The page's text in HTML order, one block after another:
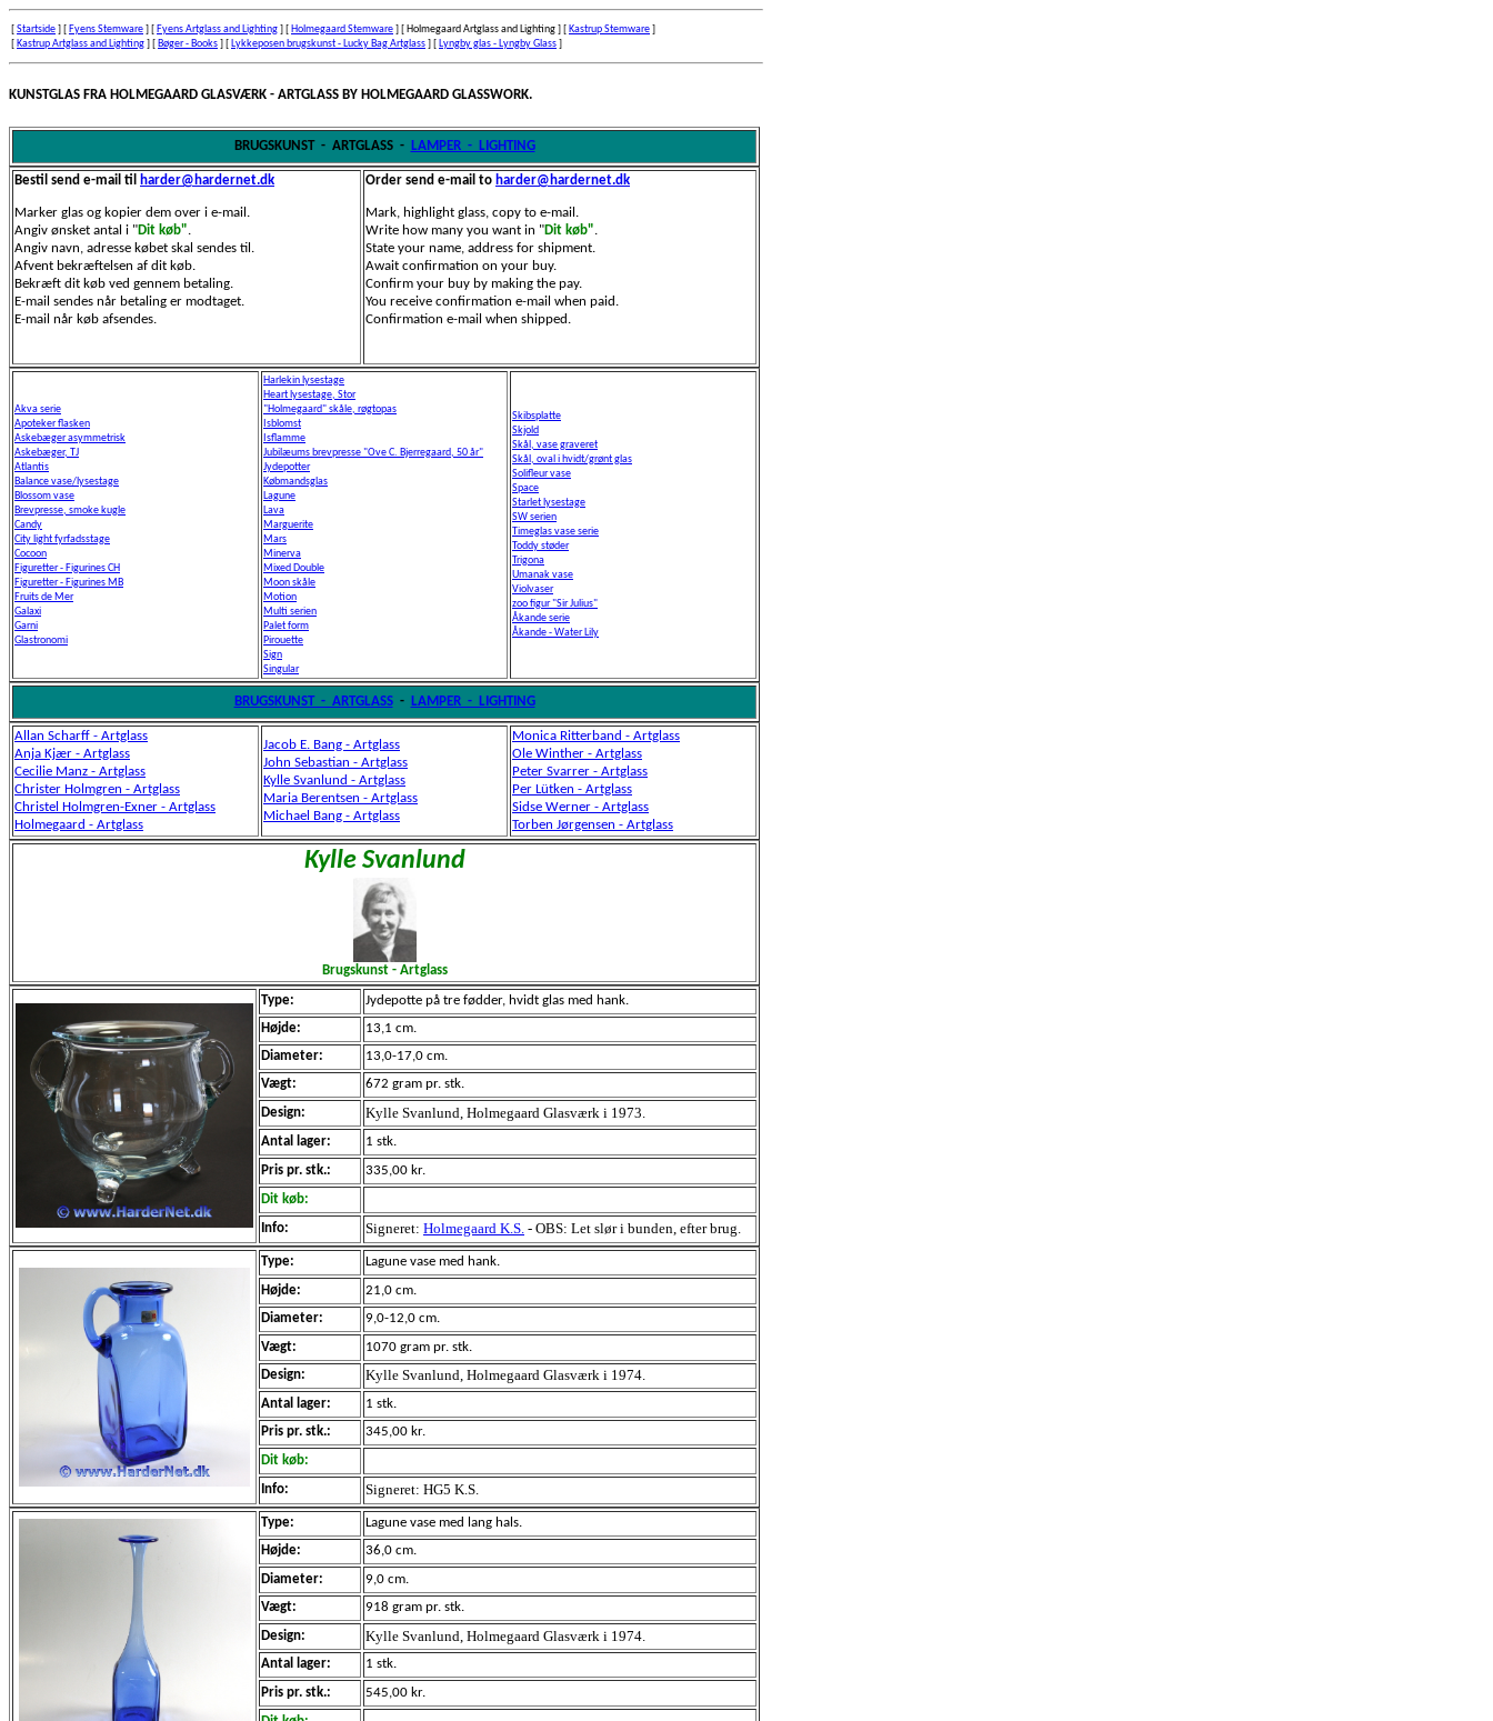
[Startside] [ Fyens Stemware] [ Fyens Artglass and Lighting] [ Holmegaard Stemware] [ Holmegaard Artglass and Lighting ] [ Kastrup Stemware]
[ Kastrup Artglass and Lighting] [ Bøger - Books] [ Lykkeposen brugskunst - Lucky Bag Artglass] [ Lyngby glas - Lyngby Glass]
KUNSTGLAS FRA HOLMEGAARD GLASVÆRK - ARTGLASS BY HOLMEGAARD GLASSWORK.
BRUGSKUNST - ARTGLASS- LAMPER - LIGHTING
Bestil send e-mail til harder@hardernet.dk
Marker glas og kopier dem over i e-mail.
Angiv ønsket antal i "Dit køb".
Angiv navn, adresse købet skal sendes til.
Afvent bekræftelsen af dit køb.
Bekræft dit køb ved gennem betaling.
E-mail sendes når betaling er modtaget.
E-mail når køb afsendes.
Order send e-mail to harder@hardernet.dk
Mark, highlight glass, copy to e-mail.
Write how many you want in "Dit køb".
State your name, address for shipment.
Await confirmation on your buy.
Confirm your buy by making the pay.
You receive confirmation e-mail when paid.
Confirmation e-mail when shipped.
Akva serie
Apoteker flasken
Askebæger asymmetrisk
Askebæger, TJ
Atlantis
Balance vase/lysestage
Blossom vase
Brevpresse, smoke kugle
Candy
City light fyrfadsstage
Cocoon
Figuretter - Figurines CH
Figuretter - Figurines MB
Fruits de Mer
Galaxi
Garni
Glastronomi
Harlekin lysestage
Heart lysestage, Stor
"Holmegaard" skåle, røgtopas
Isblomst
Isflamme
Jubilæums brevpresse "Ove C. Bjerregaard, 50 år"
Jydepotter
Købmandsglas
Lagune
Lava
Marguerite
Mars
Minerva
Mixed Double
Moon skåle
Motion
Multi serien
Palet form
Pirouette
Sign
Singular
Skibsplatte
Skjold
Skål, vase graveret
Skål, oval i hvidt/grønt glas
Solifleur vase
Space
Starlet lysestage
SW serien
Timeglas vase serie
Toddy støder
Trigona
Umanak vase
Violvaser
zoo figur "Sir Julius"
Åkande serie
Åkande - Water Lily
BRUGSKUNST - ARTGLASS- LAMPER - LIGHTING
Allan Scharff - Artglass
Anja Kjær - Artglass
Cecilie Manz - Artglass
Christer Holmgren - Artglass
Christel Holmgren-Exner - Artglass
Holmegaard - Artglass
Jacob E. Bang - Artglass
John Sebastian - Artglass
Kylle Svanlund - Artglass
Maria Berentsen - Artglass
Michael Bang - Artglass
Monica Ritterband - Artglass
Ole Winther - Artglass
Peter Svarrer - Artglass
Per Lütken - Artglass
Sidse Werner - Artglass
Torben Jørgensen - Artglass
Kylle Svanlund
Brugskunst - Artglass
Type: Jydepotte på tre fødder, hvidt glas med hank.
Højde:
13,1 cm.
Diameter:
13,0-17,0 cm.
Vægt:
672 gram pr. stk.
Design:
Kylle Svanlund, Holmegaard Glasværk i 1973.
Antal lager:
1 stk.
Pris pr. stk.:
335,00 kr.
Dit køb:
Info:
Signeret: Holmegaard K.S. - OBS: Let slør i bunden, efter brug.
Type: Lagune vase med hank.
Højde:
21,0 cm.
Diameter:
9,0-12,0 cm.
Vægt:
1070 gram pr. stk.
Design:
Kylle Svanlund, Holmegaard Glasværk i 1974.
Antal lager:
1 stk.
Pris pr. stk.:
345,00 kr.
Dit køb:
Info:
Signeret: HG5 K.S.
Type:
Lagune vase med lang hals.
Højde:
36,0 cm.
Diameter:
9,0 cm.
Vægt:
918 gram pr. stk.
Design:
Kylle Svanlund, Holmegaard Glasværk i 1974.
Antal lager:
1 stk.
Pris pr. stk.:
545,00 kr.